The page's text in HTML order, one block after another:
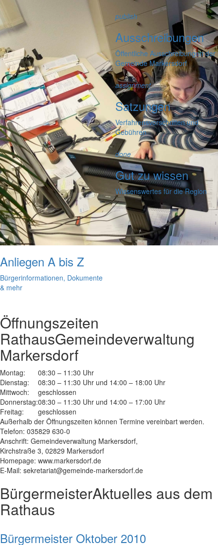
Anliegen A bis Z
Bürgerinformationen, Dokumente
& mehr
publish
Ausschreibungen
Öffentliche Ausschreibungen der
Gemeinde Markersdorf
assignment
Satzungen
Verfahrensvorschriften und
Gebühren
done
Gut zu wissen
Wissenswertes für die Region
Öffnungszeiten
RathausGemeindeverwaltung
Markersdorf
Montag:
08:30 – 11:30 Uhr
Dienstag:
08:30 – 11:30 Uhr und 14:00 – 18:00 Uhr
Mittwoch:
geschlossen
Donnerstag:08:30 – 11:30 Uhr und 14:00 – 17:00 Uhr
Freitag:
geschlossen
Außerhalb der Öffnungszeiten können Termine vereinbart werden.
Telefon: 035829 630-0
Anschrift: Gemeindeverwaltung Markersdorf,
Kirchstraße 3, 02829 Markersdorf
Homepage: www.markersdorf.de
E-Mail: sekretariat@gemeinde-markersdorf.de
BürgermeisterAktuelles aus dem
Rathaus
Bürgermeister Oktober 2010